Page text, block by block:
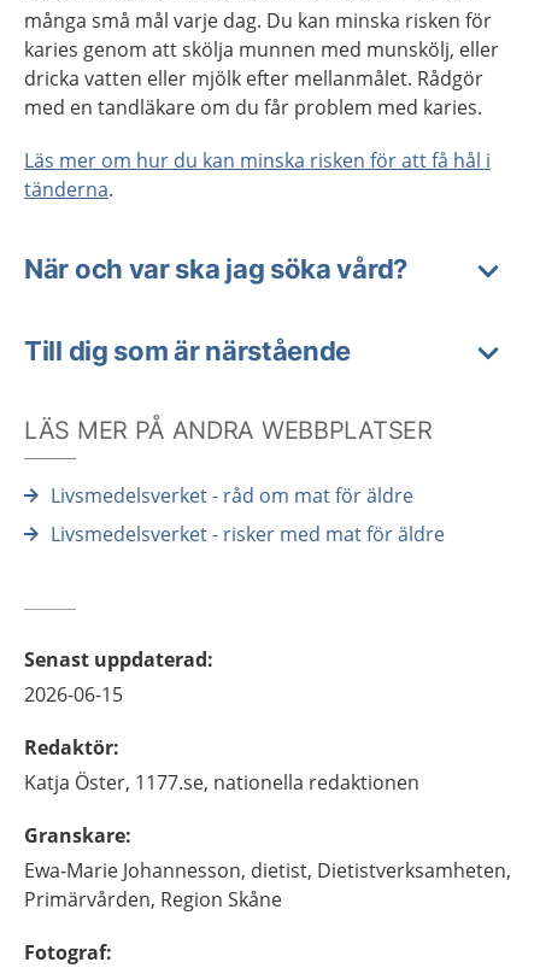
många små mål varje dag. Du kan minska risken för
karies genom att skölja munnen med munskölj, eller
dricka vatten eller mjölk efter mellanmålet. Rådgör
med en tandläkare om du får problem med karies.
Läs mer om hur du kan minska risken för att få hål i
tänderna.
När och var ska jag söka vård?
Till dig som är närstående
LÄS MER PÅ ANDRA WEBBPLATSER
Livsmedelsverket - råd om mat för äldre
Livsmedelsverket - risker med mat för äldre
Senast uppdaterad:
2026-06-15
Redaktör:
Katja Öster, 1177.se, nationella redaktionen
Granskare:
Ewa-Marie Johannesson, dietist, Dietistverksamheten,
Primärvården, Region Skåne
Fotograf: